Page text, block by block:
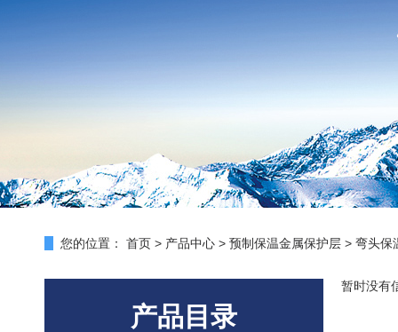
您的位置： 首页 > 产品中心 > 预制保温金属保护层 > 弯头保
产品目录
暂时没有